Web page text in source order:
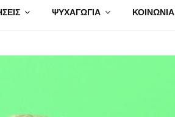
ΨΥΧΑΓΩΓΙΑ ΚΟΙΝΩΝΙΑ